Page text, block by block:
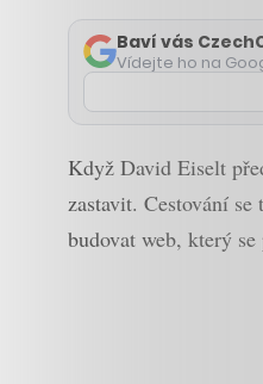
Baví vás
Vídejte ho na
Když David Eiselt
zastavit. Cestování
budovat web, který